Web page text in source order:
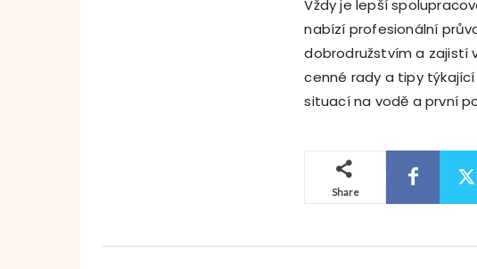
Vždy je lepší
nabízí profesionální
dobrodružstvím a zajistí
cenné rady a tipy
situací na vodě a první
Share